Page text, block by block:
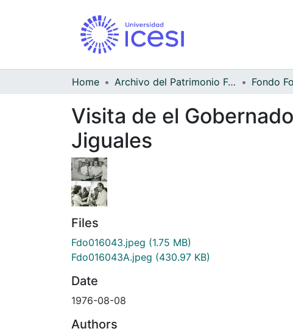
Home Archivo del Patrimonio Fotográfico y Fílmico del Valle del Cauca
Visita de el
Jiguales
Files
Fdo016043.jpeg (1.75 MB)
Fdo016043A.jpeg (430.97 KB)
Date
1976-08-08
Authors